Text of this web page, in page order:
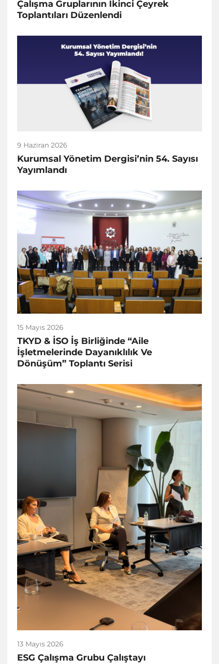
Çalışma Gruplarının İkinci Çeyrek
Toplantıları Düzenlendi
9 Haziran 2026
Kurumsal Yönetim Dergisi’nin 54. Sayısı
Yayımlandı
15 Mayıs 2026
TKYD & İSO İş Birliğinde “Aile
İşletmelerinde Dayanıklılık Ve
Dönüşüm” Toplantı Serisi
13 Mayıs 2026
ESG Çalışma Grubu Çalıştayı